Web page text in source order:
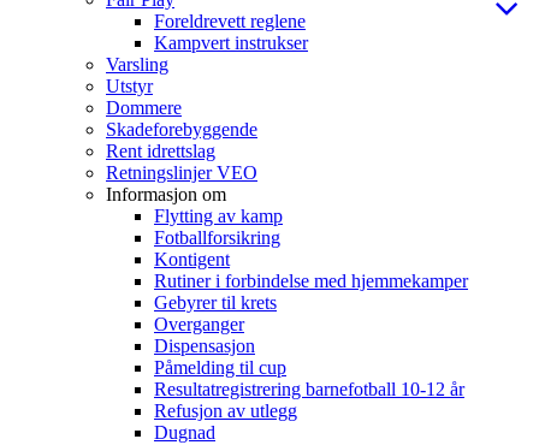
Foreldrevett reglene
Kampvert instrukser
Varsling
Utstyr
Dommere
Skadeforebyggende
Rent idrettslag
Retningslinjer VEO
Informasjon om
Flytting av kamp
Fotballforsikring
Kontigent
Rutiner i forbindelse med hjemmekamper
Gebyrer til krets
Overganger
Dispensasjon
Påmelding til cup
Resultatregistrering barnefotball 10-12 år
Refusjon av utlegg
Dugnad